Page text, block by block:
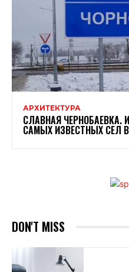
АРХИТЕКТУРА
СЛАВНАЯ ЧЕРНОБАЕВКА.
САМЫХ ИЗВЕСТНЫХ СЕЛ
DON'T MISS